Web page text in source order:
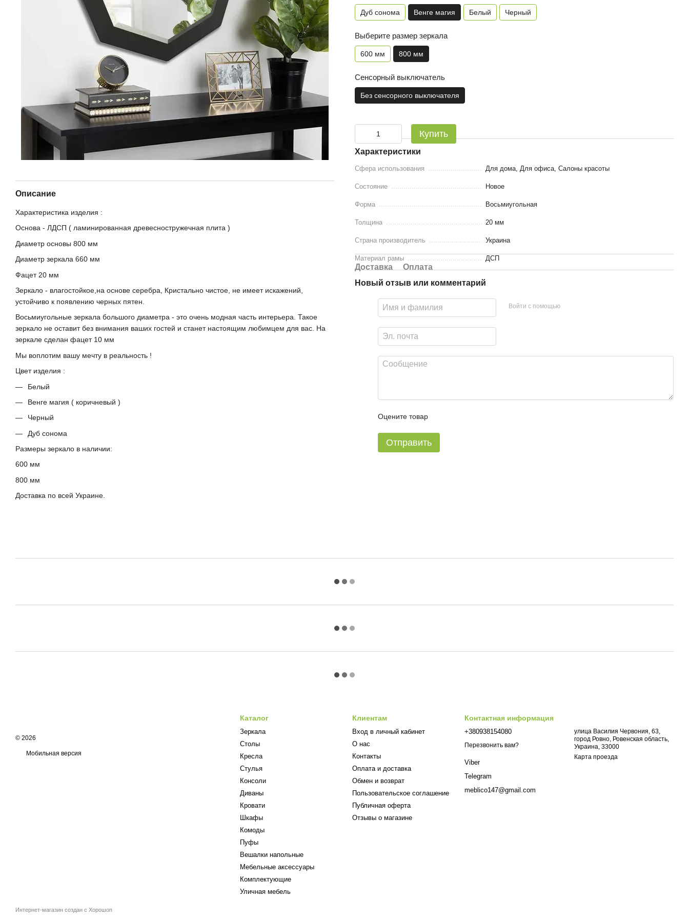
Описание
Характеристика изделия :
Основа - ЛДСП ( ламинированная древесностружечная плита )
Диаметр основы 800 мм
Диаметр зеркала 660 мм
Фацет 20 мм
Зеркало - влагостойкое,на основе серебра, Кристально чистое, не имеет искажений,
устойчиво к появлению черных пятен.
Восьмиугольные зеркала большого диаметра - это очень модная часть интерьера. Такое
зеркало не оставит без внимания ваших гостей и станет настоящим любимцем для вас. На
зеркале сделан фацет 10 мм
Мы воплотим вашу мечту в реальность !
Цвет изделия :
Белый
Венге магия ( коричневый )
Черный
Дуб сонома
Размеры зеркало в наличии:
600 мм
800 мм
Доставка по всей Украине.
Дуб сонома Венге магия Белый Черный
Выберите размер зеркала
600 мм 800 мм
Сенсорный выключатель
Без сенсорного выключателя
Купить
Характеристики
Сфера использования Для дома, Для офиса, Салоны красоты
Состояние Новое
Форма Восьмиугольная
Толщина 20 мм
Страна производитель Украина
Материал рамы ДСП
Доставка
Оплата
Новый отзыв или комментарий
Войти с помощью
Оцените товар
Отправить
© 2026
Мобильная версия
Интернет-магазин создан с Хорошоп
Каталог
Зеркала
Столы
Кресла
Стулья
Консоли
Диваны
Кровати
Шкафы
Комоды
Пуфы
Вешалки напольные
Мебельные аксессуары
Комплектующие
Уличная мебель
Клиентам
Вход в личный кабинет
О нас
Контакты
Оплата и доставка
Обмен и возврат
Пользовательское соглашение
Публичная оферта
Отзывы о магазине
Контактная информация
+380938154080
Перезвонить вам?
Viber
Telegram
meblico147@gmail.com
улица Василия Червония, 63,
город Ровно, Ровенская область,
Украина, 33000
Карта проезда